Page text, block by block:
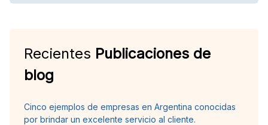
Recientes Publicaciones de
blog
Cinco ejemplos de empresas en Argentina conocidas
por brindar un excelente servicio al cliente.